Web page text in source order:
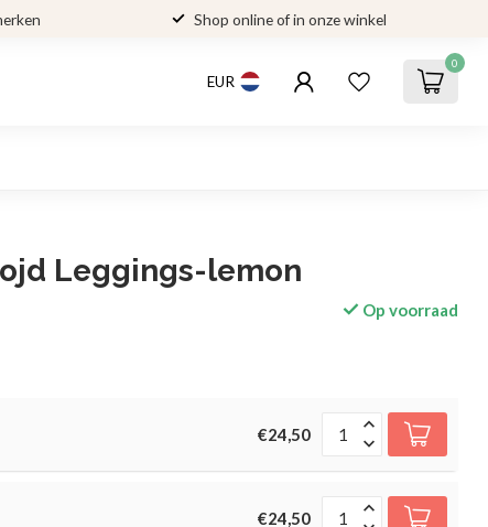
Shop online of in onze winkel
EUR
0
Leggings-lemon
Op voorraad
€24,50
€24,50